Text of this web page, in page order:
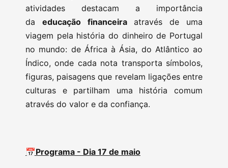
atividades destacam a importância
da educação financeiraatravés de uma
viagem pela história do dinheiro de Portugal
no mundo: de África à Ásia, do Atlântico ao
Índico, onde cada nota transporta símbolos,
figuras, paisagens que revelam ligações entre
culturas e partilham uma história comum
através do valor e da confiança.
📅Programa - Dia 17 de maio